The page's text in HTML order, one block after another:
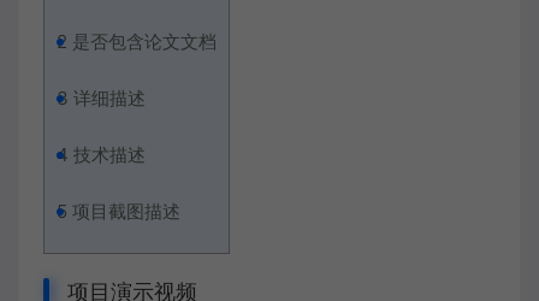
2 是否包含论文文档
3 详细描述
4 技术描述
5 项目截图描述
项目演示视频